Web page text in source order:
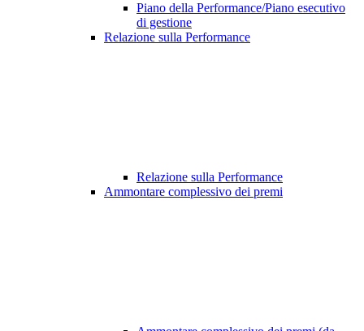
Piano della Performance/Piano esecutivo
di gestione
Relazione sulla Performance
Relazione sulla Performance
Ammontare complessivo dei premi